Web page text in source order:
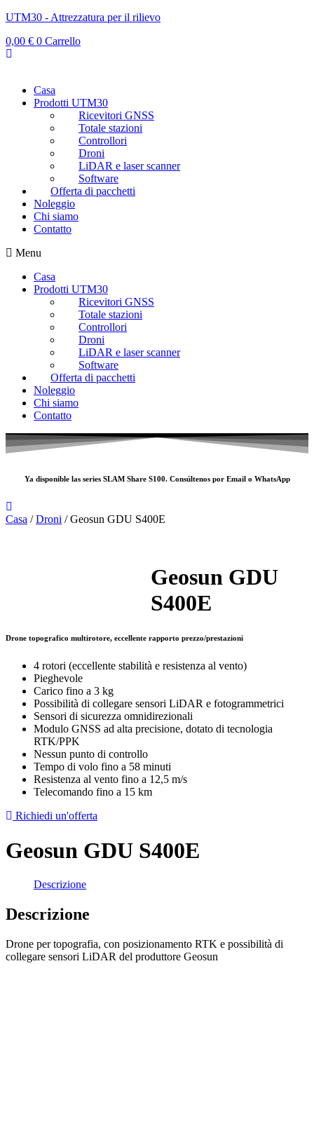
UTM30 - Attrezzatura per il rilievo
0,00 € 0 Carrello
Casa
Prodotti UTM30
Ricevitori GNSS
Totale stazioni
Controllori
Droni
LiDAR e laser scanner
Software
Offerta di pacchetti
Noleggio
Chi siamo
Contatto
Menu
Casa
Prodotti UTM30
Ricevitori GNSS
Totale stazioni
Controllori
Droni
LiDAR e laser scanner
Software
Offerta di pacchetti
Noleggio
Chi siamo
Contatto
Ya disponible las series SLAM Share S100. Consúltenos por Emailo WhatsApp
Casa /Droni / Geosun GDU S400E
Geosun GDU
S400E
Drone topografico multirotore, eccellente rapporto prezzo/prestazioni
4 rotori (eccellente stabilità e resistenza al vento)
Pieghevole
Carico fino a 3 kg
Possibilità di collegare sensori LiDAR e fotogrammetrici
Sensori di sicurezza omnidirezionali
Modulo GNSS ad alta precisione, dotato di tecnologia
RTK/PPK
Nessun punto di controllo
Tempo di volo fino a 58 minuti
Resistenza al vento fino a 12,5 m/s
Telecomando fino a 15 km
Richiedi un'offerta
Geosun GDU S400E
Descrizione
Descrizione
Drone per topografia, con posizionamento RTK e possibilità di
collegare sensori LiDAR del produttore Geosun